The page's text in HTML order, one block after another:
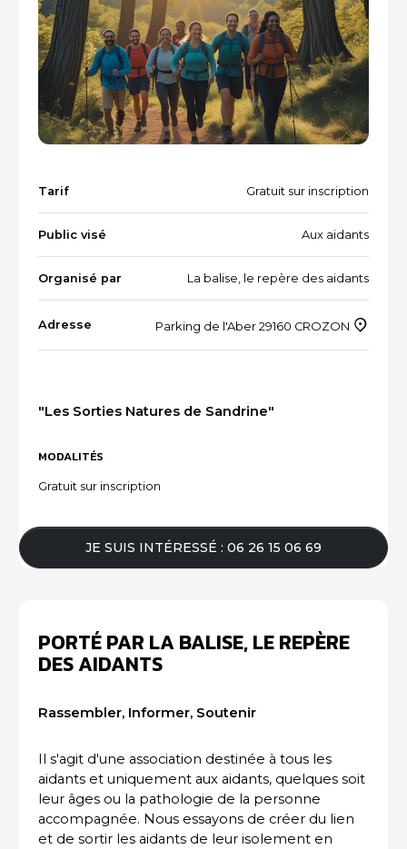
Dispositifs aidants/aidés
QUI SOMMES-NOUS ?
L'équipe
Les partenaires
Les évènements
RESSOURCES
ACTUALITÉS DU SECTEUR
Recherche par mots-clés
Tarif Gratuit sur inscription
Public visé Aux aidants
Organisé par La balise, le repère des aidants
Adresse Parking de l'Aber 29160 CROZON
"Les Sorties Natures de Sandrine"
MODALITÉS
Gratuit sur inscription
JE SUIS INTÉRESSÉ : 06 26 15 06 69
PORTÉ PAR LA BALISE, LE REPÈRE
DES AIDANTS
Rassembler, Informer, Soutenir
Il s'agit d'une association destinée à tous les
aidants et uniquement aux aidants, quelques soit
leur âges ou la pathologie de la personne
accompagnée. Nous essayons de créer du lien
et de sortir les aidants de leur isolement en